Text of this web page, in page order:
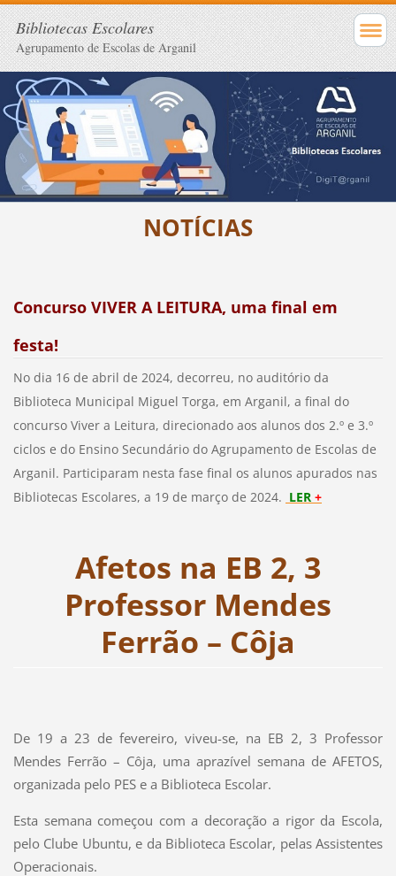
Bibliotecas Escolares
Agrupamento de Escolas de Arganil
NOTÍCIAS
Concurso VIVER A LEITURA, uma final em
festa!
No dia 16 de abril de 2024, decorreu, no auditório da
Biblioteca Municipal Miguel Torga, em Arganil, a final do
concurso Viver a Leitura, direcionado aos alunos dos 2.º e 3.º
ciclos e do Ensino Secundário do Agrupamento de Escolas de
Arganil. Participaram nesta fase final os alunos apurados nas
Bibliotecas Escolares, a 19 de março de 2024. LER +
Afetos na EB 2, 3
Professor Mendes
Ferrão – Côja
De 19 a 23 de fevereiro, viveu-se, na EB 2, 3 Professor
Mendes Ferrão – Côja, uma aprazível semana de AFETOS,
organizada pelo PES e a Biblioteca Escolar.
Esta semana começou com a decoração a rigor da Escola,
pelo Clube Ubuntu, e da Biblioteca Escolar, pelas Assistentes
Operacionais.